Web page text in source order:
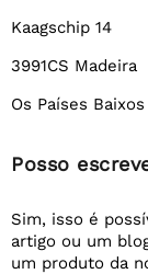
Kaagschip 14
3991CS Madeira
Os Países Baixos
Posso
Sim, isso é
artigo ou um
um produto da